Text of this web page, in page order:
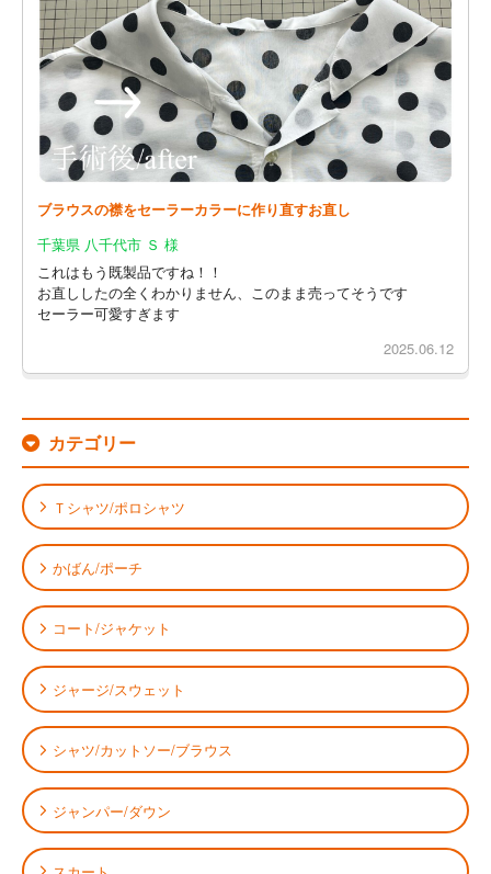
ブラウスの襟をセーラーカラーに作り直すお直し
千葉県 八千代市 Ｓ 様
これはもう既製品ですね！！
お直ししたの全くわかりません、このまま売ってそうです
セーラー可愛すぎます
2025.06.12
カテゴリー
Ｔシャツ/ポロシャツ
かばん/ポーチ
コート/ジャケット
ジャージ/スウェット
シャツ/カットソー/ブラウス
ジャンパー/ダウン